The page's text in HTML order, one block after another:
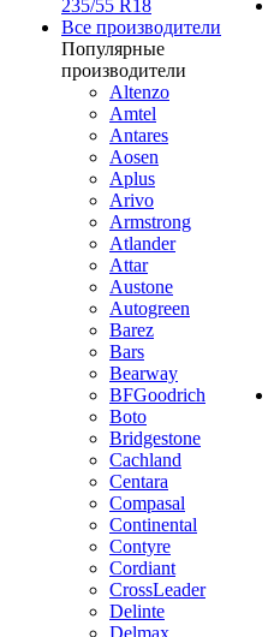
235/55 R18
Все производители
Популярные
производители
Altenzo
Amtel
Antares
Aosen
Aplus
Arivo
Armstrong
Atlander
Attar
Austone
Autogreen
Barez
Bars
Bearway
BFGoodrich
Boto
Bridgestone
Cachland
Centara
Compasal
Continental
Contyre
Cordiant
CrossLeader
Delinte
Delmax